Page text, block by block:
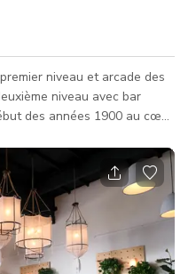
niveau et arcade des
niveau avec bar
des années 1900 au cœur
de lumière au plafond et
vidéo, rassemblement ou
10000 pieds carrés avec